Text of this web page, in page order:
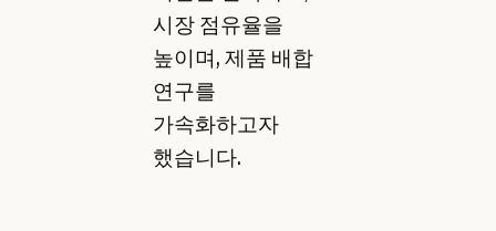
시장 점유율을
높이며, 제품 배합
연구를
가속화하고자
했습니다.